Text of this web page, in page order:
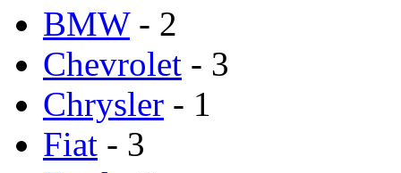
BMW- 2
Chevrolet - 3
Chrysler - 1
Fiat - 3